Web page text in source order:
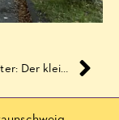
Puppentheater: Der kleine Rabe Socke – alles mutig!